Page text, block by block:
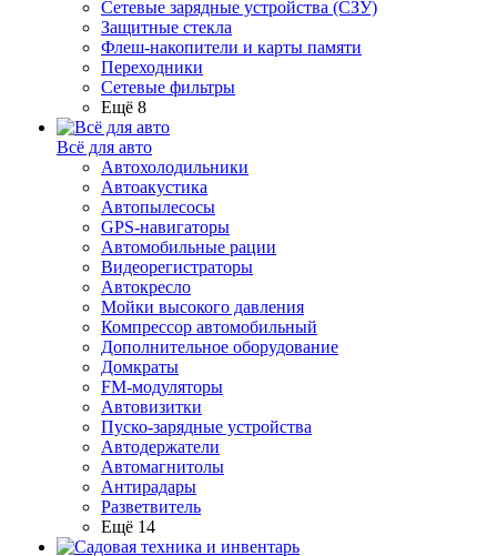
Сетевые зарядные устройства (СЗУ)
Защитные стекла
Флеш-накопители и карты памяти
Переходники
Сетевые фильтры
Ещё 8
Всё для авто
Автохолодильники
Автоакустика
Автопылесосы
GPS-навигаторы
Автомобильные рации
Видеорегистраторы
Автокресло
Мойки высокого давления
Компрессор автомобильный
Дополнительное оборудование
Домкраты
FM-модуляторы
Автовизитки
Пуско-зарядные устройства
Автодержатели
Автомагнитолы
Антирадары
Разветвитель
Ещё 14